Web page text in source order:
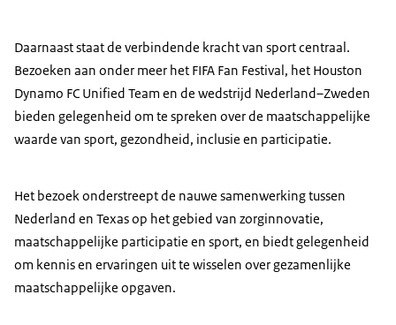
Daarnaast staat de verbindende kracht van sport centraal.
Bezoeken aan onder meer het FIFA Fan Festival, het Houston
Dynamo FC Unified Team en de wedstrijd Nederland–Zweden
bieden gelegenheid om te spreken over de maatschappelijke
waarde van sport, gezondheid, inclusie en participatie.
Het bezoek onderstreept de nauwe samenwerking tussen
Nederland en Texas op het gebied van zorginnovatie,
maatschappelijke participatie en sport, en biedt gelegenheid
om kennis en ervaringen uit te wisselen over gezamenlijke
maatschappelijke opgaven.